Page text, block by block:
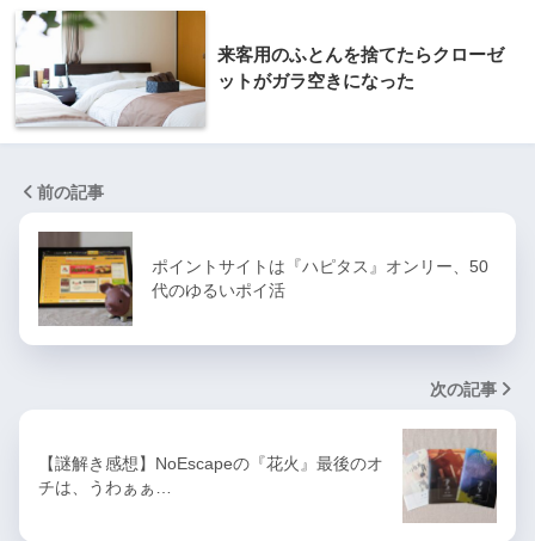
来客用のふとんを捨てたらクローゼ
ットがガラ空きになった
前の記事
ポイントサイトは『ハピタス』オンリー、50
代のゆるいポイ活
次の記事
【謎解き感想】NoEscapeの『花火』最後のオ
チは、うわぁぁ…